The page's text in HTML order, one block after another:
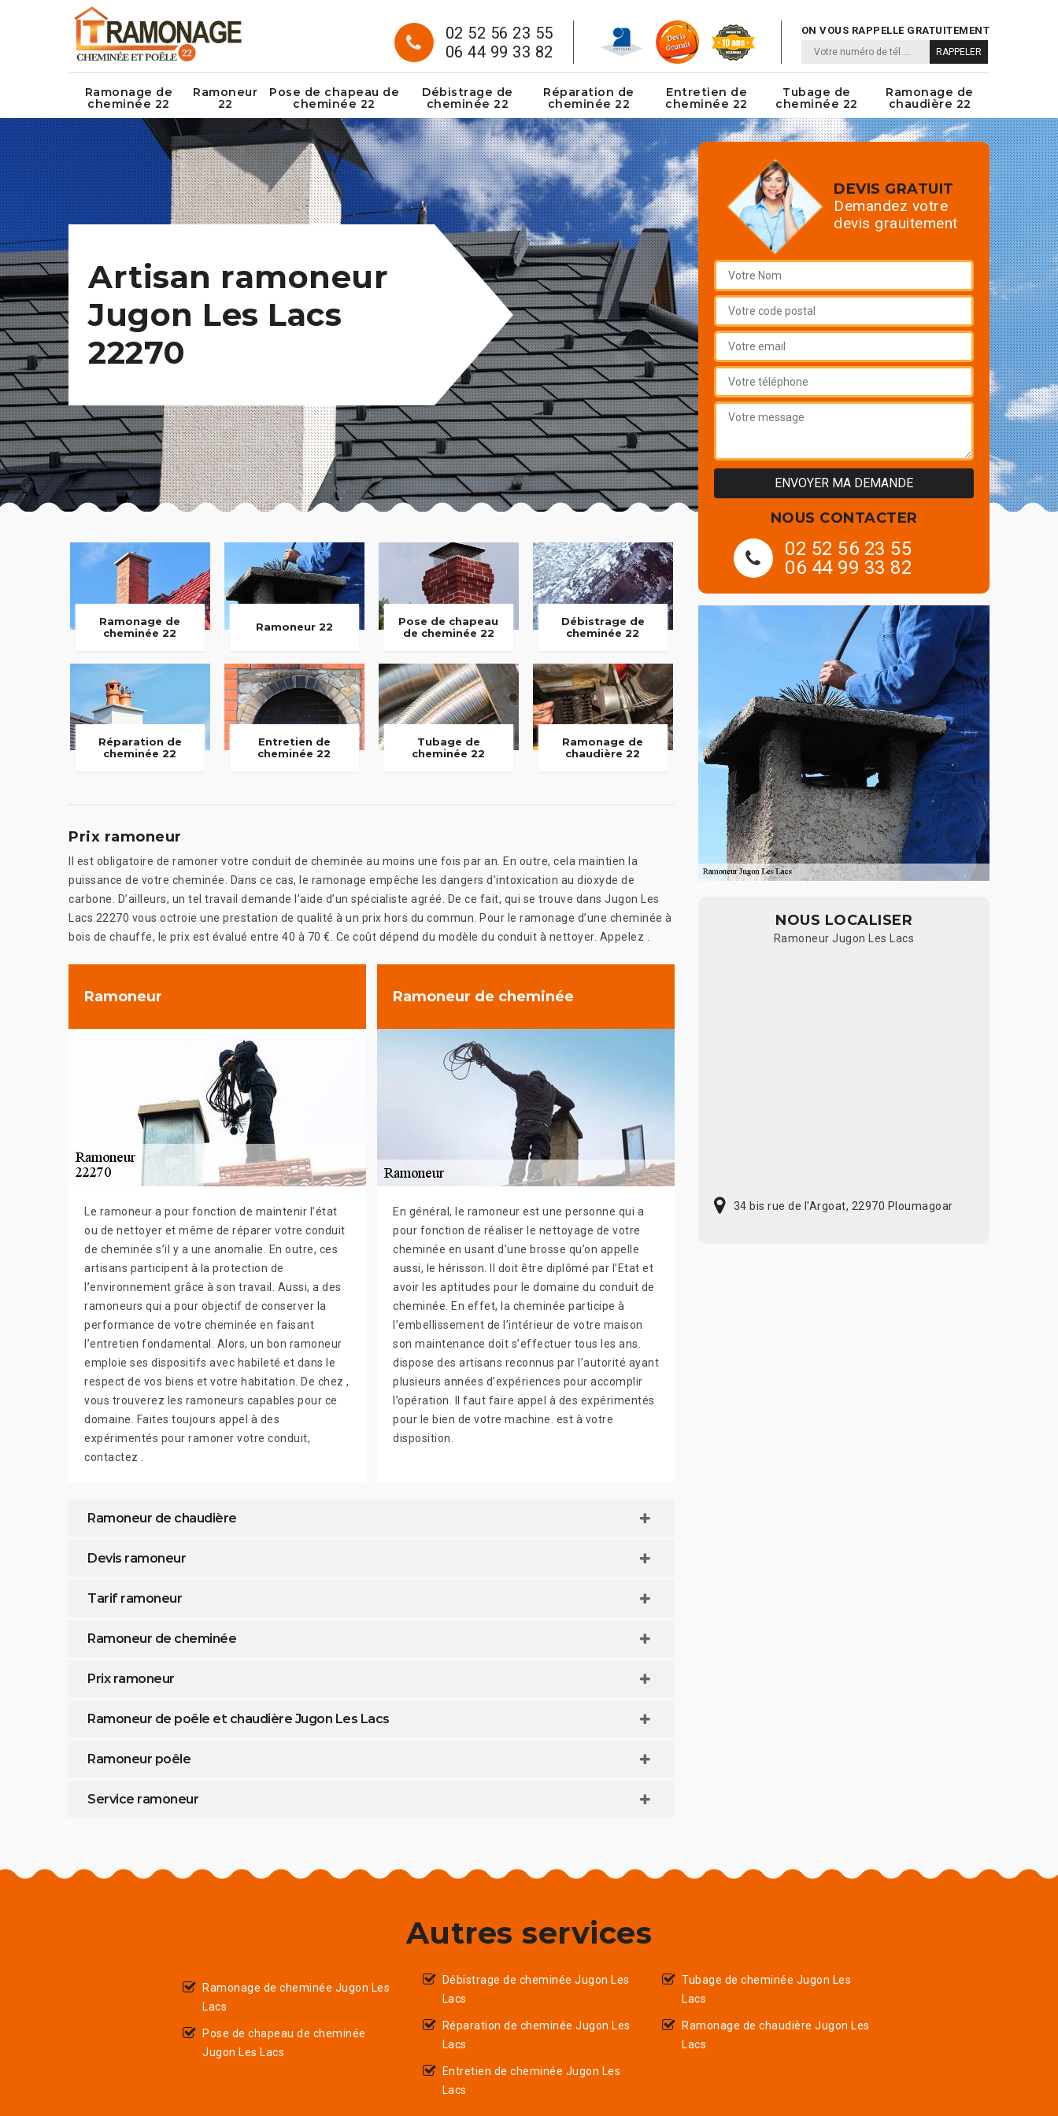
02 52 56 23 55
06 44 99 33 82
ON VOUS RAPPELLE GRATUITEMENT
Ramonage de
cheminée 22
Ramoneur
22
Pose de chapeau de
cheminée 22
Débistrage de
cheminée 22
Réparation de
cheminée 22
Entretien de
cheminée 22
Tubage de
cheminée 22
Ramonage de
chaudière 22
Artisan ramoneur
Jugon Les Lacs
22270
Ramonage de
cheminée 22
Ramoneur 22
Pose de chapeau
de cheminée 22
Débistrage de
cheminée 22
Réparation de
cheminée 22
Entretien de
cheminée 22
Tubage de
cheminée 22
Ramonage de
chaudière 22
Prix ramoneur
Il est obligatoire de ramoner votre conduit de cheminée au moins une fois par an. En outre, cela maintien la
puissance de votre cheminée. Dans ce cas, le ramonage empêche les dangers d’intoxication au dioxyde de
carbone. D’ailleurs, un tel travail demande l’aide d’un spécialiste agréé. De ce fait, qui se trouve dans Jugon Les
Lacs 22270 vous octroie une prestation de qualité à un prix hors du commun. Pour le ramonage d’une cheminée à
bois de chauffe, le prix est évalué entre 40 à 70 €. Ce coût dépend du modèle du conduit à nettoyer. Appelez .
Ramoneur
Le ramoneur a pour fonction de maintenir l’état
ou de nettoyer et même de réparer votre conduit
de cheminée s’il y a une anomalie. En outre, ces
artisans participent à la protection de
l’environnement grâce à son travail. Aussi, a des
ramoneurs qui a pour objectif de conserver la
performance de votre cheminée en faisant
l’entretien fondamental. Alors, un bon ramoneur
emploie ses dispositifs avec habileté et dans le
respect de vos biens et votre habitation. De chez ,
vous trouverez les ramoneurs capables pour ce
domaine. Faites toujours appel à des
expérimentés pour ramoner votre conduit,
contactez .
Ramoneur de cheminée
En général, le ramoneur est une personne qui a
pour fonction de réaliser le nettoyage de votre
cheminée en usant d’une brosse qu’on appelle
aussi, le hérisson. Il doit être diplômé par l’Etat et
avoir les aptitudes pour le domaine du conduit de
cheminée. En effet, la cheminée participe à
l’embellissement de l’intérieur de votre maison
son maintenance doit s’effectuer tous les ans.
dispose des artisans reconnus par l’autorité ayant
plusieurs années d’expériences pour accomplir
l’opération. Il faut faire appel à des expérimentés
pour le bien de votre machine. est à votre
disposition.
Ramoneur de chaudière
Devis ramoneur
Tarif ramoneur
Ramoneur de cheminée
Prix ramoneur
Ramoneur de poêle et chaudière Jugon Les Lacs
Ramoneur poêle
Service ramoneur
DEVIS GRATUIT
Demandez votre
devis grauitement
NOUS CONTACTER
02 52 56 23 55
06 44 99 33 82
NOUS LOCALISER
Ramoneur Jugon Les Lacs
34 bis rue de l'Argoat, 22970 Ploumagoar
Autres services
Ramonage de cheminée Jugon Les
Lacs
Pose de chapeau de cheminée
Jugon Les Lacs
Débistrage de cheminée Jugon Les
Lacs
Réparation de cheminée Jugon Les
Lacs
Entretien de cheminée Jugon Les
Lacs
Tubage de cheminée Jugon Les
Lacs
Ramonage de chaudière Jugon Les
Lacs